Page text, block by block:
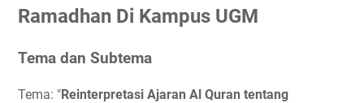
Ramadhan Di Kampus UGM
Tema dan Subtema
Tema: "Reinterpretasi Ajaran Al Quran tentang